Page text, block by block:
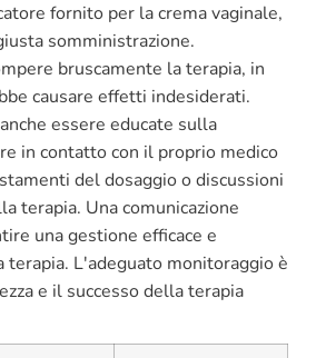
fornito per la crema vaginale,
somministrazione.
bruscamente la terapia, in
causare effetti indesiderati.
essere educate sulla
in contatto con il proprio medico
del dosaggio o discussioni
terapia. Una comunicazione
una gestione efficace e
terapia. L'adeguato monitoraggio è
e il successo della terapia